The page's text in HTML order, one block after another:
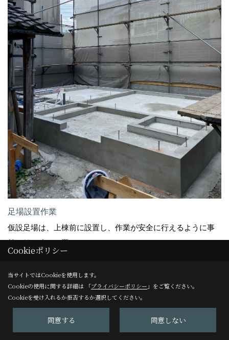
足場設置作業
仮設足場は、上棟前に設置し、作業が安全に行えるように事
前に組み建てて置きます。
21. 2021年07月31日
Cookieポリシー
当サイトではCookieを使用します。
Cookieの使用に関する詳細は 「プライバシーポリシー 」をご覧ください。
Cookieを受け入れるか拒否するか選択してください。
同意する 同意しない